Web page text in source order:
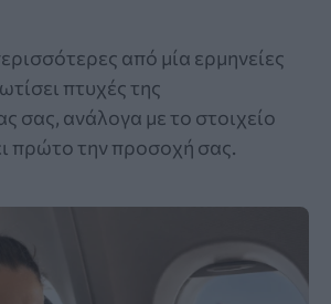
από μία ερμηνείες
πτυχές της
σας, ανάλογα με το στοιχείο
πρώτο την προσοχή σας.